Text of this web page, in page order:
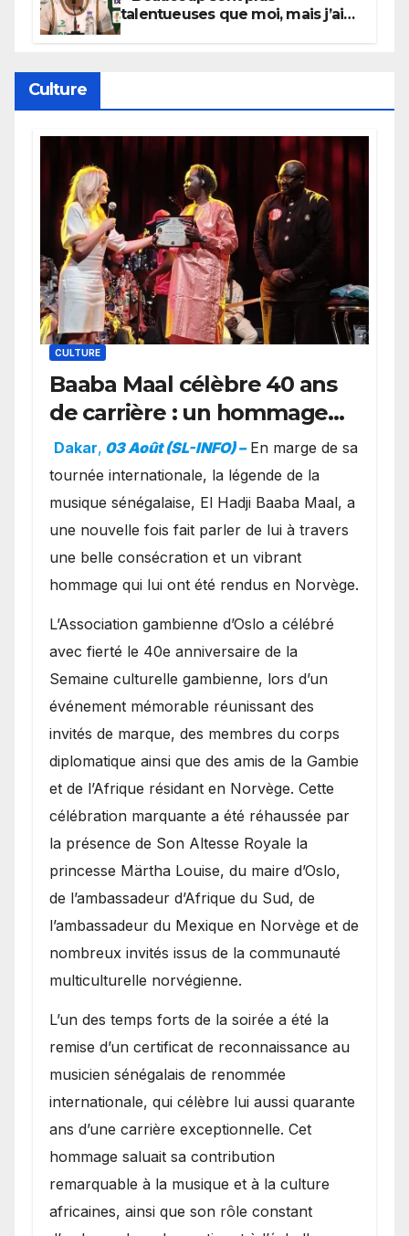
talentueuses que moi, mais j’ai
Culture
CULTURE
Baaba Maal célèbre 40 ans
de carrière : un hommage
exceptionnel à Oslo en
présence de la famille
royale.
Dakar, 03 Août (SL-INFO) – ​En marge de sa
tournée internationale, la légende de la
musique sénégalaise, El Hadji Baaba Maal, a
une nouvelle fois fait parler de lui à travers
une belle consécration et un vibrant
hommage qui lui ont été rendus en Norvège.
​L’Association gambienne d’Oslo a célébré
avec fierté le 40e anniversaire de la
Semaine culturelle gambienne, lors d’un
événement mémorable réunissant des
invités de marque, des membres du corps
diplomatique ainsi que des amis de la Gambie
et de l’Afrique résidant en Norvège. Cette
célébration marquante a été réhaussée par
la présence de Son Altesse Royale la
princesse Märtha Louise, du maire d’Oslo,
de l’ambassadeur d’Afrique du Sud, de
l’ambassadeur du Mexique en Norvège et de
nombreux invités issus de la communauté
multiculturelle norvégienne.
​L’un des temps forts de la soirée a été la
remise d’un certificat de reconnaissance au
musicien sénégalais de renommée
internationale, qui célèbre lui aussi quarante
ans d’une carrière exceptionnelle. Cet
hommage saluait sa contribution
remarquable à la musique et à la culture
africaines, ainsi que son rôle constant